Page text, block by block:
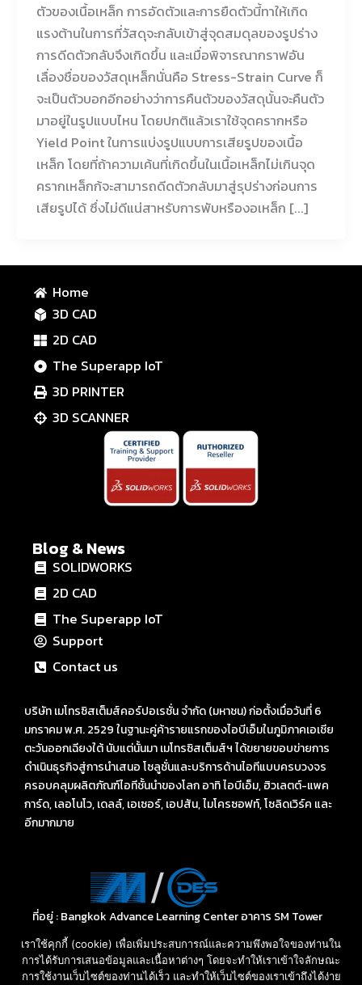
ตัวของเนื้อเหล็ก การอัดตัวและการยืดตัวนี้ทาให้เกิด
แรงต้านในการที่วัสดุจะกลับเข้าสู่จุดสมดุลของรูปร่าง
การดีดตัวกลับจึงเกิดขึ้น และเมื่อพิจารณากราฟอัน
เลื่องชื่อของวัสดุเหล็กนั่นคือ Stress-Strain Curve ก็
จะเป็นตัวบอกอีกอย่างว่าการคืนตัวของวัสดุนั้นจะคืนตัว
มาอยู่ในรูปแบบไหน โดยปกติแล้วเราใช้จุดครากหรือ
Yield Point ในการแบ่งรูปแบบการเสียรูปของเนื้อ
เหล็ก โดยที่ถ้าความเค้นที่เกิดขึ้นในเนื้อเหล็กไม่เกินจุด
ครากเหล็กก้จะสามารถดีดตัวกลับมาสู่รุปร่างก่อนการ
เสียรูปได้ ซึ่งไม่ดีแน่สาหรับการพับหรืองอเหล็ก [...]
Home
3D CAD
2D CAD
The Superapp IoT
3D PRINTER
3D SCANNER
Blog & News
SOLIDWORKS
2D CAD
The Superapp IoT
Support
Contact us
บริษัท เมโทรซิสเต็มส์คอร์ปอเรชั่น จำกัด (มหาชน) ก่อตั้งเมื่อวันที่ 6
มกราคม พ.ศ. 2529 ในฐานะคู่ค้ารายแรกของไอบีเอ็มในภูมิภาคเอเชีย
ตะวันออกเฉียงใต้ นับแต่นั้นมา เมโทรซิสเต็มส์ฯ ได้ขยายขอบข่ายการ
ดำเนินธุรกิจสู่การนำเสนอ โซลูชั่นและบริการด้านไอทีแบบครบวงจร
ครอบคลุมผลิตภัณฑ์ไอทีชั้นนำของโลก อาทิ ไอบีเอ็ม, ฮิวเลตต์-แพค
การ์ด, เลอโนโว, เดลล์, เอเซอร์, เอปสัน, ไมโครซอฟท์, โซลิดเวิร์ค และ
อีกมากมาย
ที่อยู่ : Bangkok Advance Learning Center อาคาร SM Tower
ชั้น 16 ถนนพหลโยธิน พญาไท กรุงเทพ ฯ 10400
Call: 02-089-4145
E-mail: sales-des@metrosystems.co.th
เราใช้คุกกี้ (cookie) เพื่อเพิ่มประสบการณ์และความพึงพอใจของท่านใน
การได้รับการเสนอข้อมูลและเนื้อหาต่างๆ โดยจะทำให้เราเข้าใจลักษณะ
การใช้งานเว็บไซต์ของท่านได้เร็ว และทำให้เว็บไซต์ของเราเข้าถึงได้ง่าย